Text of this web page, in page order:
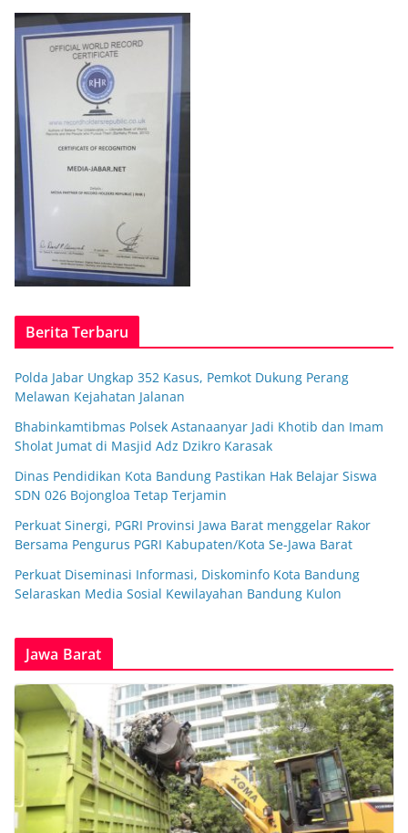
Berita Terbaru
Polda Jabar Ungkap 352 Kasus, Pemkot Dukung Perang
Melawan Kejahatan Jalanan
Bhabinkamtibmas Polsek Astanaanyar Jadi Khotib dan Imam
Sholat Jumat di Masjid Adz Dzikro Karasak
Dinas Pendidikan Kota Bandung Pastikan Hak Belajar Siswa
SDN 026 Bojongloa Tetap Terjamin
Perkuat Sinergi, PGRI Provinsi Jawa Barat menggelar Rakor
Bersama Pengurus PGRI Kabupaten/Kota Se-Jawa Barat
Perkuat Diseminasi Informasi, Diskominfo Kota Bandung
Selaraskan Media Sosial Kewilayahan Bandung Kulon
Jawa Barat